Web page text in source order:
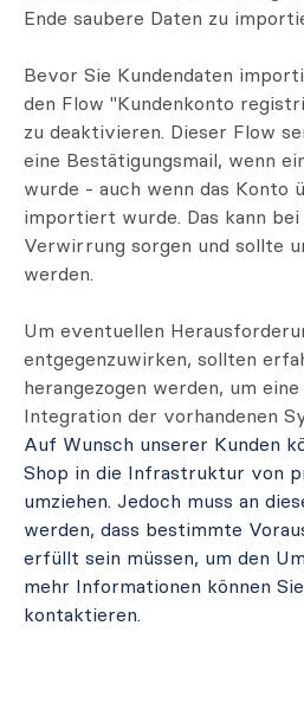
Ende saubere Daten zu
Bevor Sie Kundendaten
den Flow "Kundenkonto
zu deaktivieren. Dieser Flow
eine Bestätigungsmail, wenn
wurde - auch wenn das Konto
importiert wurde. Das kann
Verwirrung sorgen und sollte
werden.
Um eventuellen
entgegenzuwirken, sollten
herangezogen werden, um
Integration der vorhandenen
Auf Wunsch unserer Kunden
Shop in die Infrastruktur von
umziehen. Jedoch muss an
werden, dass bestimmte
erfüllt sein müssen, um den
mehr Informationen können
kontaktieren.